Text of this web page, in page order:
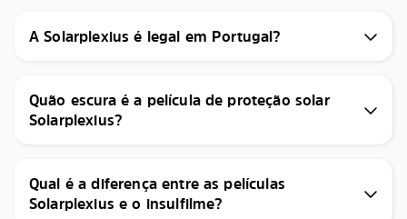
A Solarplexius é legal em Portugal?
Quão escura é a película de proteção solar
Solarplexius?
Qual é a diferença entre as películas
Solarplexius e o insulfilme?